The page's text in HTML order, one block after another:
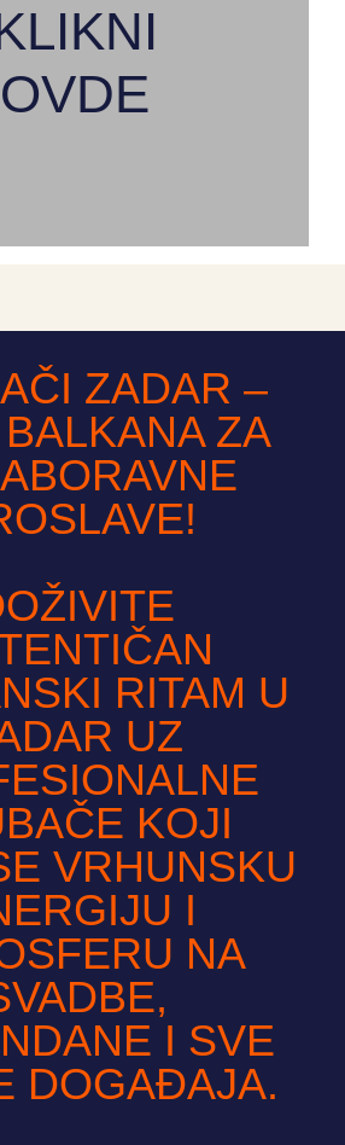
OVDE
ZADAR –
ZA
RITAM U
UZ
KOJI
VRHUNSKU
I
NA
I SVE
DOGAĐAJA.